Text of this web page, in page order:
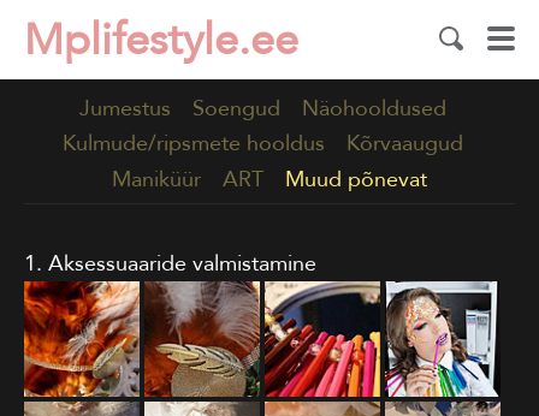
Mplifestyle.ee
Jumestus Soengud
Näohooldused
Kulmude/ripsmete hooldus
Kõrvaaugud
Maniküür
ART Muud põnevat
1. Aksessuaaride valmistamine